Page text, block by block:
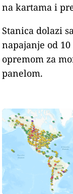
na kartama i
Stanica dolazi
napajanje od
opremom za
panelom.